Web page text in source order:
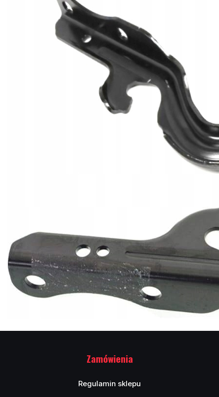
Zamówienia
Regulamin sklepu